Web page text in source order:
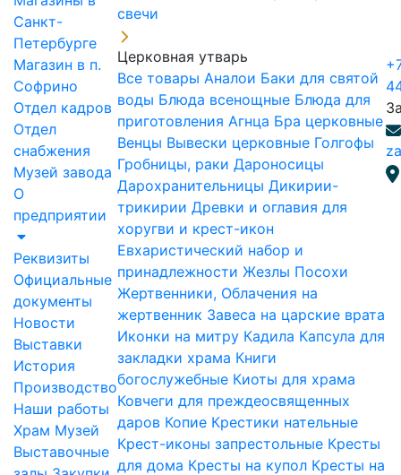
Санкт-
Петербурге
Магазин в п.
Софрино
Отдел кадров
Отдел
снабжения
Музей завода
О
предприятии
Реквизиты
Официальные
документы
Новости
Выставки
История
Производство
Наши работы
Храм Музей
Выставочные
свечи
Церковная утварь
Все товары Аналои Баки для святой
воды Блюда всенощные Блюда для
приготовления Агнца Бра церковные
Венцы Вывески церковные Голгофы
Гробницы, раки Дароносицы
Дарохранительницы Дикирии-
трикирии Древки и оглавия для
хоругви и крест-икон
Евхаристический набор и
принадлежности Жезлы Посохи
Жертвенники, Облачения на
жертвенник Завеса на царские врата
Иконки на митру Кадила Капсула для
закладки храма Книги
богослужебные Киоты для храма
Ковчеги для преждеосвященных
даров Копие Крестики нательные
Крест-иконы запрестольные Кресты
для дома Кресты на купол Кресты на